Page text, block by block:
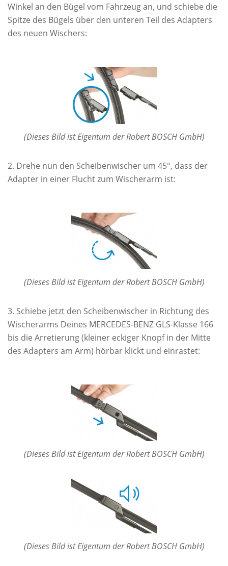
Winkel an den Bügel vom Fahrzeug an, und schiebe die
Spitze des Bügels über den unteren Teil des Adapters
des neuen Wischers:
(Dieses Bild ist Eigentum der Robert BOSCH GmbH)
Drehe nun den Scheibenwischer um 45°, dass der
Adapter in einer Flucht zum Wischerarm ist:
(Dieses Bild ist Eigentum der Robert BOSCH GmbH)
Schiebe jetzt den Scheibenwischer in Richtung des
Wischerarms Deines MERCEDES-BENZ GLS-Klasse 166
bis die Arretierung (kleiner eckiger Knopf in der Mitte
des Adapters am Arm) hörbar klickt und einrastet:
(Dieses Bild ist Eigentum der Robert BOSCH GmbH)
(Dieses Bild ist Eigentum der Robert BOSCH GmbH)